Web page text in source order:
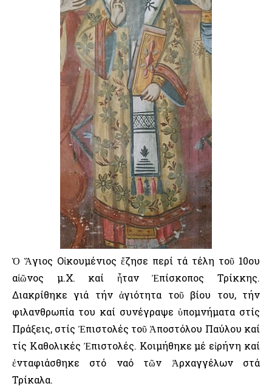
Ὁ Ἅγιος Οἰκουμένιος ἔζησε περί τά τέλη τοῦ 10ου
αἰῶνος μ.Χ. καί ἦταν Ἐπίσκοπος Τρίκκης.
Διακρίθηκε γιά τήν ἁγιότητα τοῦ βίου του, τήν
φιλανθρωπία του καί συνέγραψε ὑπομνήματα στίς
Πράξεις, στίς Ἐπιστολές τοῦ Ἀποστόλου Παύλου καί
τίς Καθολικές Ἐπιστολές. Κοιμήθηκε μέ εἰρήνη καί
ἐνταφιάσθηκε στό ναό τῶν Ἀρχαγγέλων στά
Τρίκαλα.